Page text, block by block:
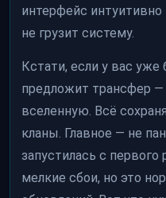
интерфейс интуитивно
не грузит систему.
Кстати, если у вас
предложит трансфер
вселенную. Всё
кланы. Главное — не
запустилась с
мелкие сбои, но это